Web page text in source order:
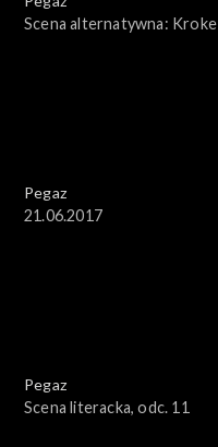
Scena alternatywna: Kroke
Pegaz
21.06.2017
Pegaz
Scena literacka, odc. 11